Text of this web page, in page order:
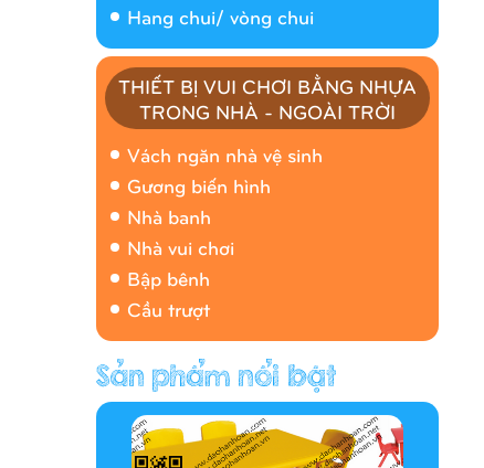
Hang chui/ vòng chui
THIẾT BỊ VUI CHƠI BẰNG NHỰA
TRONG NHÀ - NGOÀI TRỜI
Vách ngăn nhà vệ sinh
Gương biến hình
Nhà banh
Nhà vui chơi
Bập bênh
Cầu trượt
Nhà banh 9H5408
Hàng rào/nhà banh 9H5412